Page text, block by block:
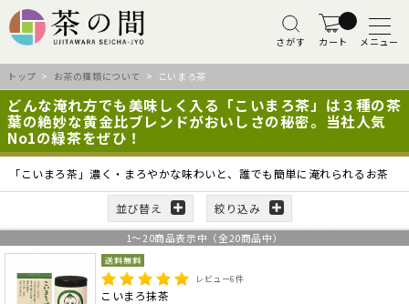
さがす カート メニュー
トップ > お茶の種類について > こいまろ茶
どんな淹れ方でも美味しく入る「こいまろ茶」は３種の茶
葉の絶妙な黄金比ブレンドがおいしさの秘密。当社人気
No1の緑茶をぜひ！
「こいまろ茶」濃く・まろやかな味わいと、誰でも簡単に淹れられるお茶
並び替え 絞り込み
1～20商品表示中（全20商品中）
レビュー6件
こいまろ抹茶